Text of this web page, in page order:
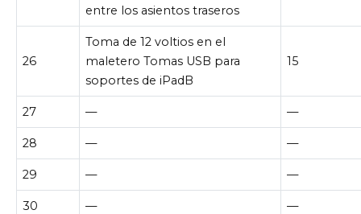
entre los asientos traseros
26
Toma de 12 voltios en el
maletero Tomas USB para
soportes de iPadB
15
27 — —
28 — —
29 — —
30 — —